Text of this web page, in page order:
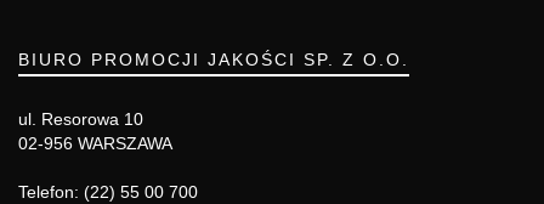
BIURO PROMOCJI JAKOŚCI SP. Z O.O.
ul. Resorowa 10
02-956 WARSZAWA
Telefon: (22) 55 00 700